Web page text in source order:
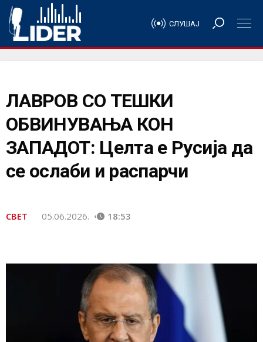
СЛУШАЈ
ЛАВРОВ СО ТЕШКИ
ОБВИНУВАЊА КОН
ЗАПАДОТ: Целта е Русија да
се ослаби и распарчи
СВЕТ 05.06.2026. 18:53